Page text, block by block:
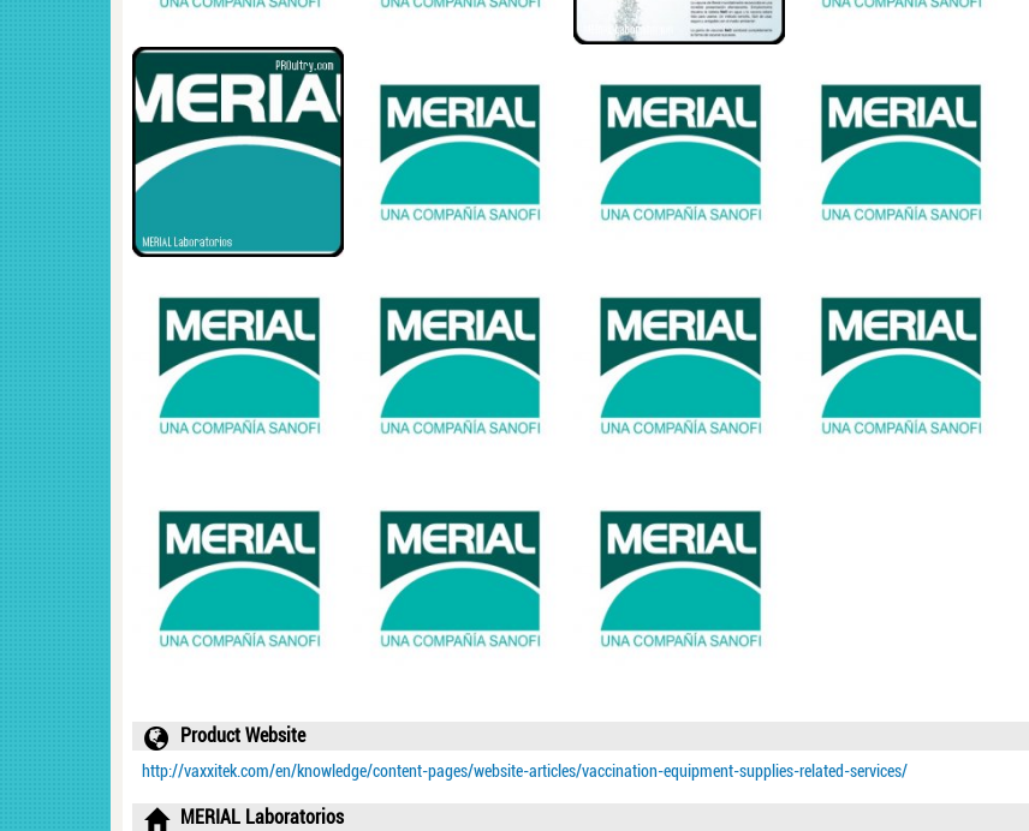
Product Website
http://vaxxitek.com/en/knowledge/content-pages/website-articles/vaccination-equipment-supplies-related-services/
MERIAL Laboratorios